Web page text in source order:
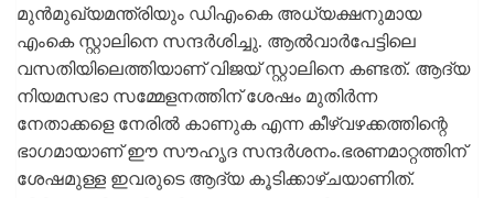
മുന്‍മുഖ്യമന്ത്രിയും ഡിഎംകെ അധ്യക്ഷനുമായ
എംകെ സ്റ്റാലിനെ സന്ദര്‍ശിച്ചു. ആല്‍വാര്‍പേട്ടിലെ
വസതിയിലെത്തിയാണ് വിജയ് സ്റ്റാലിനെ കണ്ടത്. ആദ്യ
നിയമസഭാ സമ്മേളനത്തിന് ശേഷം മുതിര്‍ന്ന
നേതാക്കളെ നേരില്‍ കാണുക എന്ന കീഴ്വഴക്കത്തിന്റെ
ഭാഗമായാണ് ഈ സൗഹൃദ സന്ദര്‍ശനം.ഭരണമാറ്റത്തിന്
ശേഷമുള്ള ഇവരുടെ ആദ്യ കൂടിക്കാഴ്ചയാണിത്.